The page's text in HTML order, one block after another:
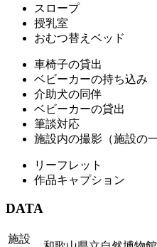
スロープ
授乳室
おむつ替えベッド
車椅子の貸出
ベビーカーの持ち込み
介助犬の同伴
ベビーカーの貸出
筆談対応
施設内の撮影（施設の
リーフレット
作品キャプション
DATA
施設